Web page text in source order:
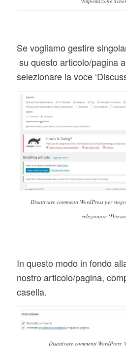
Se vogliamo gestire
su questo articolo/pagina
selezionare la voce
Disattivare commenti WordPress per
selezionare
In questo modo in fondo
nostro articolo/pagina,
casella.
Disattivare commenti WordPress